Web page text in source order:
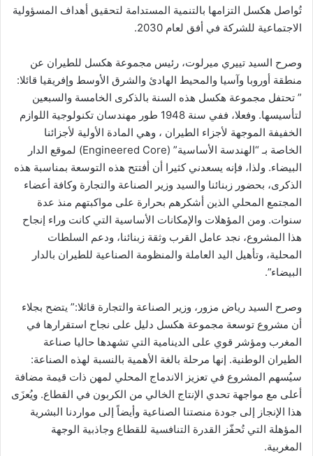
تُواصل هكسل التزامها بالتنمية المستدامة لتحقيق أهداف المسؤولية
الاجتماعية للشركة في أفق لعام 2030.
وصرح السيد تييري ميرلوت، رئيس مجموعة هكسل للطيران عن
منطقة أوروبا وآسيا والمحيط الهادئ والشرق الأوسط وإفريقيا قائلا:
” تحتفل مجموعة هكسل هذه السنة بالذكرى الخامسة والسبعين
لتأسيسها. وفعلا، ففي سنة 1948 طور مهندسان تكنولوجية اللوازم
الخفيفة الموجهة لأجزاء الطيران ، وهي المادة الأولية لأجزائنا
الخاصة بـ “الهندسة الأساسية” (Engineered Core) لموقع الدار
البيضاء. ولذا، فإنه يسعدني كثيرا أن أفتتح هذه التوسعة بمناسبة هذه
الذكرى، بحضور زبنائنا والسيد وزير الصناعة والتجارة وكافة أعضاء
المجتمع المحلي الذين أشكرهم بحرارة على مواكبتهم منذ عدة
سنوات. ومن المؤهلات والإمكانات الأساسية التي كانت وراء إنجاح
هذا المشروع، نجد عامل القرب وثقة زبنائنا، ودعم السلطات
المحلية، وتأهيل اليد العاملة والمنظومة الصناعية للطيران بالدار
البيضاء”.
وصرح السيد رياض مزور، وزير الصناعة والتجارة قائلا:” يتضح بجلاء
أن مشروع توسعة مجموعة هكسل دليل على نجاح استقرارها في
المغرب ومؤشر قوي على الدينامية التي تشهدها حاليا صناعة
الطيران الوطنية. إنها مرحلة بالغة الأهمية بالنسبة لهذه الصناعة:
سيُسهم المشروع في تعزيز الاندماج المحلي لمهن ذات قيمة مضافة
أعلى مع مواجهة تحدي الإنتاج الخالي من الكربون في القطاع. ويُعزَى
هذا الإنجاز إلى جودة منصتنا الصناعية وأيضاً إلى مواردنا البشرية
المؤهلة التي تُحفّز القدرة التنافسية للقطاع وجاذبية الوجهة
المغربية.